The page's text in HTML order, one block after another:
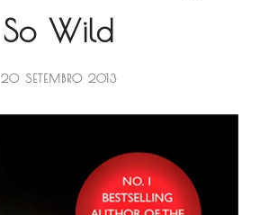
So Wild
20 SETEMBRO 2013